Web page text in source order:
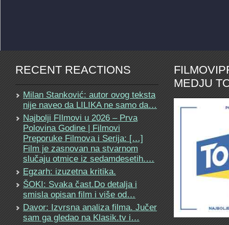
RECENT REACTIONS
Milan Stanković: autor ovog teksta
nije naveo da LILIKA ne samo da…
Najbolji FIlmovi u 2026 – Prva
Polovina Godine | Filmovi
Preporuke Filmova i Serija: […]
Film je zasnovan na stvarnom
slučaju otmice iz sedamdesetih.…
Egzarh: izuzetna kritika.
ŠOKI: Svaka čast.Do detalja i
smisla opisan film i više od…
Davor: Izvrsna analiza filma. Jučer
sam ga gledao na Klasik.tv i…
MEDJU